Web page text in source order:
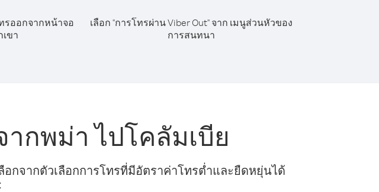
รออกจากหน้าจอ
ขา
เลือก "การโทรผ่าน Viber Out" จาก เมนูส่วนหัวของ
การสนทนา
กพม่า ไปโคลัมเบีย
กจากตัวเลือกการโทรที่มีอัตราค่าโทรต่ำและยืดหยุ่นได้